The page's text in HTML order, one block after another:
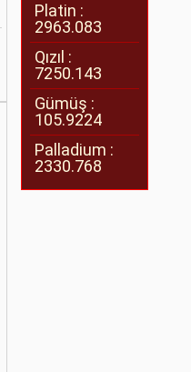
Platin :
2963.083
Qızıl :
7250.143
Gümüş :
105.9224
Palladium :
2330.768